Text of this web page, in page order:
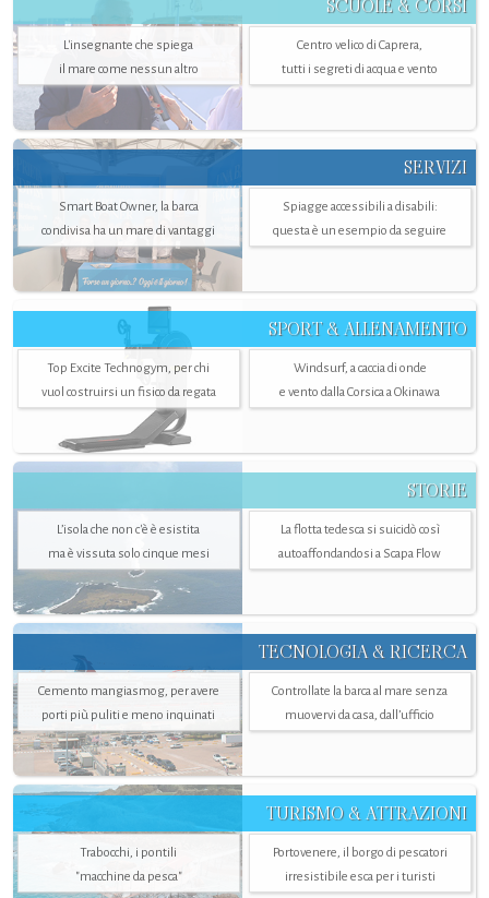
SCUOLE & CORSI
L'insegnante che spiega
il mare come nessun altro
Centro velico di Caprera,
tutti i segreti di acqua e vento
SERVIZI
Smart Boat Owner, la barca
condivisa ha un mare di vantaggi
Spiagge accessibili a disabili:
questa è un esempio da seguire
SPORT & ALLENAMENTO
Top Excite Technogym, per chi
vuol costruirsi un fisico da regata
Windsurf, a caccia di onde
e vento dalla Corsica a Okinawa
STORIE
L’isola che non c'è è esistita
ma è vissuta solo cinque mesi
La flotta tedesca si suicidò così
autoaffondandosi a Scapa Flow
TECNOLOGIA & RICERCA
Cemento mangiasmog, per avere
porti più puliti e meno inquinati
Controllate la barca al mare senza
muovervi da casa, dall’ufficio
TURISMO & ATTRAZIONI
Trabocchi, i pontili
"macchine da pesca"
Portovenere, il borgo di pescatori
irresistibile esca per i turisti